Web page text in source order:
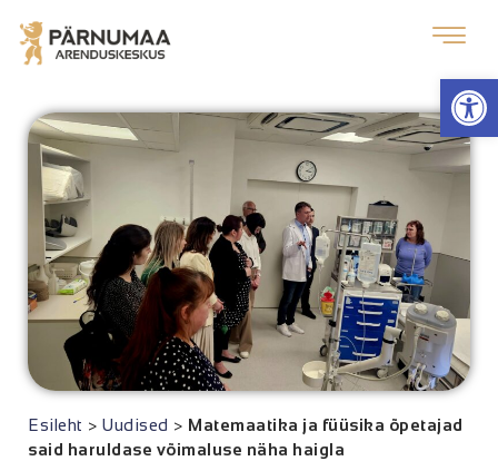
Esileht > Uudised > Matemaatika ja füüsika õpetajad
said haruldase võimaluse näha haigla